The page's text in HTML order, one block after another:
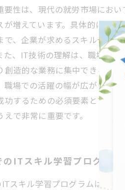
要性は、現代の就労市場にお
が増えています。具体的には
で、企業が求めるスキルセッ
た、IT技術の理解は、職場で
創造的な業務に集中できるよ
職場での活躍の幅が広がりま
功するための必須要素と言え
で非常に重要です。
ITスキル学習プログラム
スキル学習プログラムは、